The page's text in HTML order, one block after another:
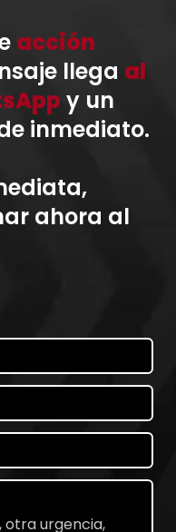
acción
llega al
y un
inmediato.
ahora al